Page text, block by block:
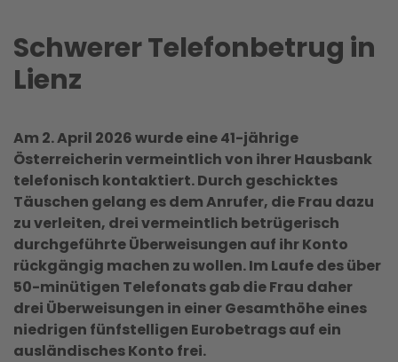
Schwerer Telefonbetrug in
Lienz
Am 2. April 2026 wurde eine 41-jährige
Österreicherin vermeintlich von ihrer Hausbank
telefonisch kontaktiert. Durch geschicktes
Täuschen gelang es dem Anrufer, die Frau dazu
zu verleiten, drei vermeintlich betrügerisch
durchgeführte Überweisungen auf ihr Konto
rückgängig machen zu wollen. Im Laufe des über
50-minütigen Telefonats gab die Frau daher
drei Überweisungen in einer Gesamthöhe eines
niedrigen fünfstelligen Eurobetrags auf ein
ausländisches Konto frei.